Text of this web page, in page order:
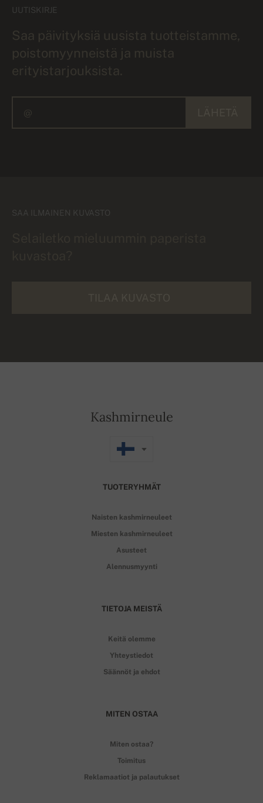
UUTISKIRJE
Saa päivityksiä uusista tuotteistamme,
poistomyynneistä ja muista
erityistarjouksista.
SAA ILMAINEN KUVASTO
Kashmirneule
TUOTERYHMÄT
Naisten kashmirneuleet
Miesten kashmirneuleet
Asusteet
Alennusmyynti
TIETOJA MEISTÄ
Keitä olemme
Yhteystiedot
Säännöt ja ehdot
MITEN OSTAA
Miten ostaa?
Toimitus
Reklamaatiot ja palautukset